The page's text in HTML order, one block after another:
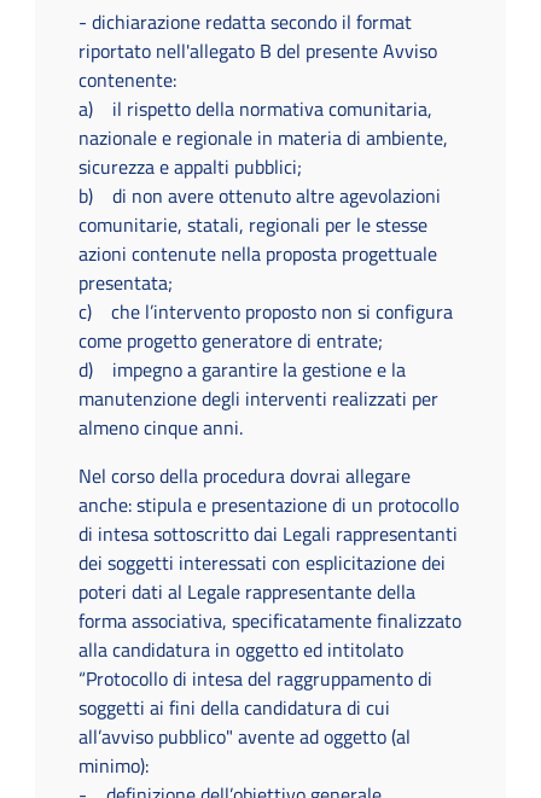
- dichiarazione redatta secondo il format
riportato nell'allegato B del presente Avviso
contenente:
a) il rispetto della normativa comunitaria,
nazionale e regionale in materia di ambiente,
sicurezza e appalti pubblici;
b) di non avere ottenuto altre agevolazioni
comunitarie, statali, regionali per le stesse
azioni contenute nella proposta progettuale
presentata;
c) che l’intervento proposto non si configura
come progetto generatore di entrate;
d) impegno a garantire la gestione e la
manutenzione degli interventi realizzati per
almeno cinque anni.
Nel corso della procedura dovrai allegare
anche: stipula e presentazione di un protocollo
di intesa sottoscritto dai Legali rappresentanti
dei soggetti interessati con esplicitazione dei
poteri dati al Legale rappresentante della
forma associativa, specificatamente finalizzato
alla candidatura in oggetto ed intitolato
“Protocollo di intesa del raggruppamento di
soggetti ai fini della candidatura di cui
all’avviso pubblico" avente ad oggetto (al
minimo):